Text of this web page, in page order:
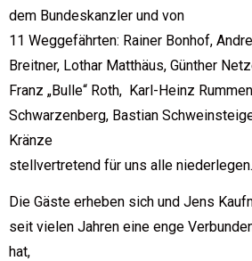
dem Bundeskanzler und von
11 Weggefährten: Rainer Bonhof,
Breitner, Lothar Matthäus, Günther
Franz „Bulle“ Roth, Karl-Heinz
Schwarzenberg, Bastian
Kränze
stellvertretend für uns alle niederlegen.
Die Gäste erheben sich und Jens
seit vielen Jahren eine enge
hat,